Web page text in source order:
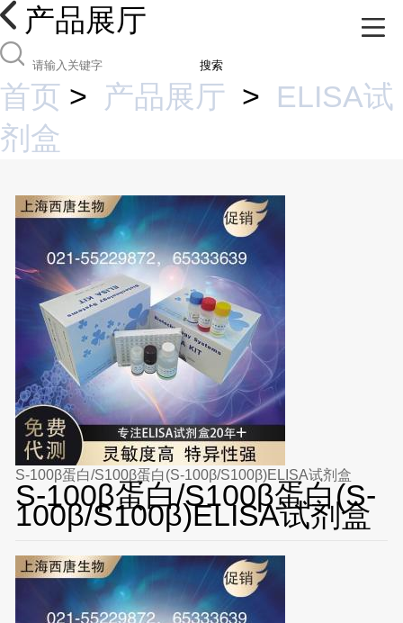
产品展厅
搜索
首页 > 产品展厅 > ELISA试
剂盒
S-100β蛋白/S100β蛋白(S-100β/S100β)ELISA试剂盒
S-100β蛋白/S100β蛋白(S-
100β/S100β)ELISA试剂盒